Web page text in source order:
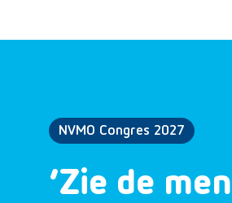
NVMO Congres 2027
‘Zie de